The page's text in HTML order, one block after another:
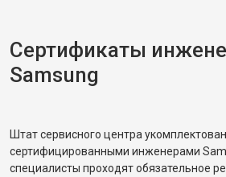
Сертификаты
Samsung
Штат сервисного центра
сертифицированными инженерами
специалисты проходят обязательное